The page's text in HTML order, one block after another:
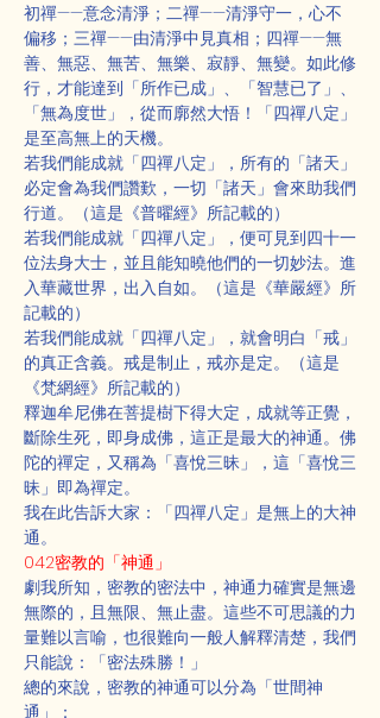
初禪——意念清淨；二禪——清淨守一，心不
偏移；三禪——由清淨中見真相；四禪——無
善、無惡、無苦、無樂、寂靜、無變。如此修
行，才能達到「所作已成」、「智慧已了」、
「無為度世」，從而廓然大悟！「四禪八定」
是至高無上的天機。
若我們能成就「四禪八定」，所有的「諸天」
必定會為我們讚歎，一切「諸天」會來助我們
行道。（這是《普曜經》所記載的）
若我們能成就「四禪八定」，便可見到四十一
位法身大士，並且能知曉他們的一切妙法。進
入華藏世界，出入自如。（這是《華嚴經》所
記載的）
若我們能成就「四禪八定」，就會明白「戒」
的真正含義。戒是制止，戒亦是定。（這是
《梵網經》所記載的）
釋迦牟尼佛在菩提樹下得大定，成就等正覺，
斷除生死，即身成佛，這正是最大的神通。佛
陀的禪定，又稱為「喜悅三昧」，這「喜悅三
昧」即為禪定。
我在此告訴大家：「四禪八定」是無上的大神
通。
042密教的「神通」
劇我所知，密教的密法中，神通力確實是無邊
無際的，且無限、無止盡。這些不可思議的力
量難以言喻，也很難向一般人解釋清楚，我們
只能說：「密法殊勝！」
總的來說，密教的神通可以分為「世間神
通」：